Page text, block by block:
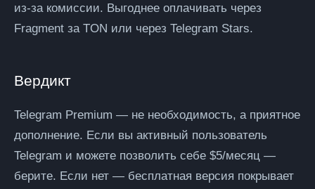
из-за комиссии. Выгоднее оплачивать через
Fragment за TON или через Telegram Stars.
Вердикт
Telegram Premium — не необходимость, а приятное
дополнение. Если вы активный пользователь
Telegram и можете позволить себе $5/месяц —
берите. Если нет — бесплатная версия покрывает